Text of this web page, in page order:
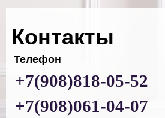
+7(908)818-05-52
Контакты
Телефон
+7(908)061-04-07